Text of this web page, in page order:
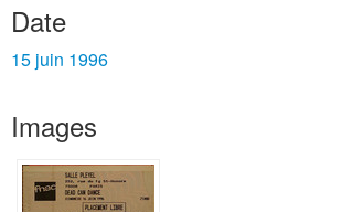
Date
15 juin 1996
Images